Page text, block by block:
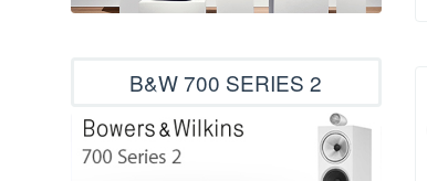
B&W 700 SERIES 2